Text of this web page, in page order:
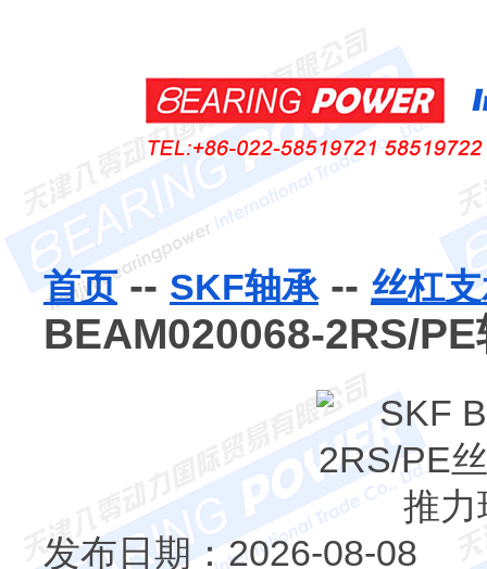
首页-- SKF轴承-- 丝杠
BEAM020068-2RS/PE
发布日期：2026-08-08